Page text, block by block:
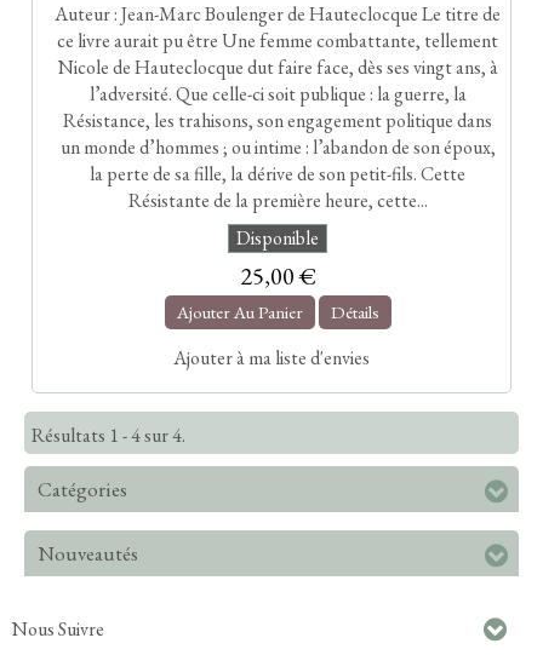
Auteur : Jean-Marc Boulenger de Hauteclocque Le titre de
ce livre aurait pu être Une femme combattante, tellement
Nicole de Hauteclocque dut faire face, dès ses vingt ans, à
l’adversité. Que celle-ci soit publique : la guerre, la
Résistance, les trahisons, son engagement politique dans
un monde d’hommes ; ou intime : l’abandon de son époux,
la perte de sa fille, la dérive de son petit-fils. Cette
Résistante de la première heure, cette...
Disponible
25,00 €
Ajouter Au Panier Détails
Ajouter à ma liste d'envies
Résultats 1 - 4 sur 4.
Catégories
Nouveautés
Nous Suivre